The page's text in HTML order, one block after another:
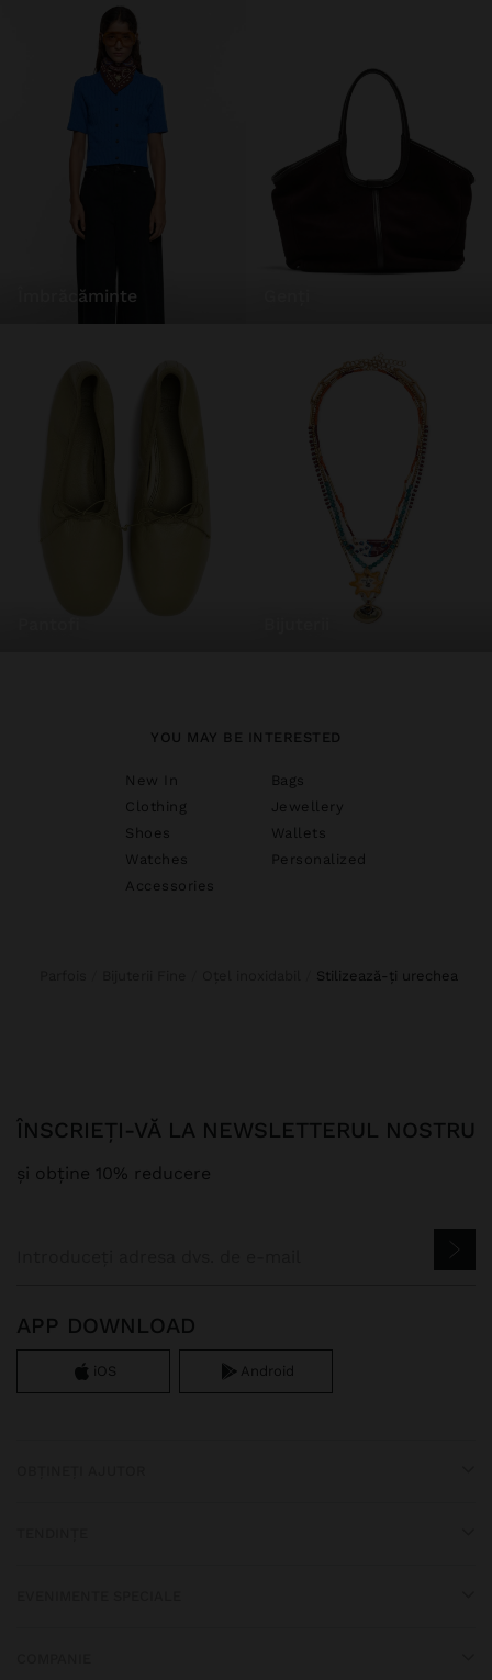
îmbrăcăminte
YOU MAY BE INTERESTED
New In
Bags
Clothing
Jewellery
Shoes
Wallets
Watches
Personalized
Accessories
stilizează-ți urechea
ÎNSCRIEȚI-VĂ LA NEWSLETTERUL NOSTRU
și obține 10% reducere
APP DOWNLOAD
iOS Android